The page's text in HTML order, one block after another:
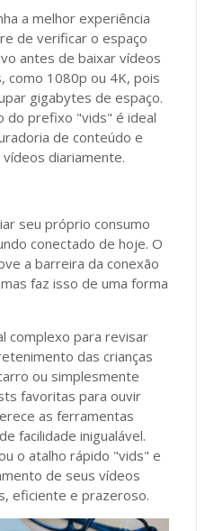
a melhor experiência
de verificar o espaço
antes de baixar vídeos
como 1080p ou 4K, pois
gigabytes de espaço.
do prefixo "vids" é ideal
de conteúdo e
diariamente.
seu próprio consumo
conectado de hoje. O
a barreira da conexão
faz isso de uma forma
complexo para revisar
das crianças
ou simplesmente
favoritas para ouvir
as ferramentas
facilidade inigualável.
o atalho rápido "vids" e
de seus vídeos
eficiente e prazeroso.